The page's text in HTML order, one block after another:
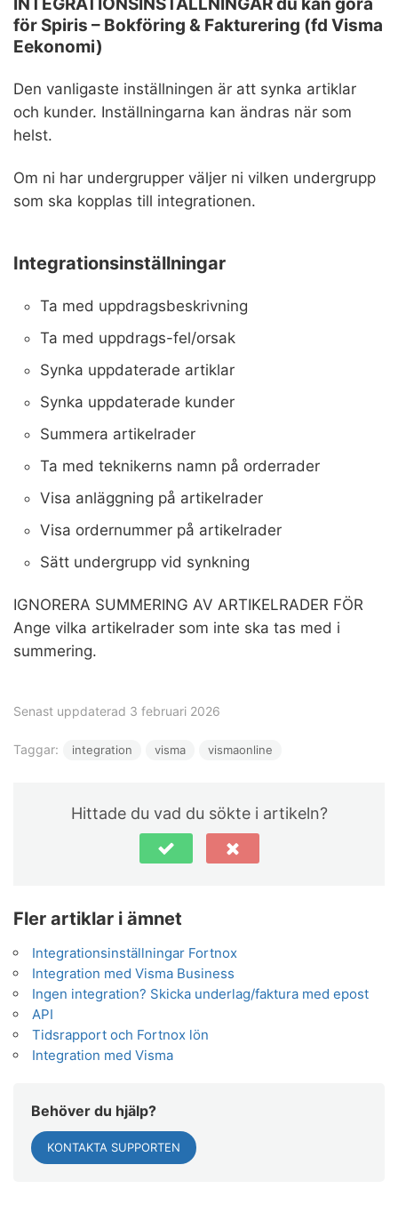
för Spiris – Bokföring & Fakturering (fd Visma
Eekonomi)
Den vanligaste inställningen är att synka artiklar
och kunder. Inställningarna kan ändras när som
helst.
Om ni har undergrupper väljer ni vilken undergrupp
som ska kopplas till integrationen.
Integrationsinställningar
Ta med uppdragsbeskrivning
Ta med uppdrags-fel/orsak
Synka uppdaterade artiklar
Synka uppdaterade kunder
Summera artikelrader
Ta med teknikerns namn på orderrader
Visa anläggning på artikelrader
Visa ordernummer på artikelrader
Sätt undergrupp vid synkning
IGNORERA SUMMERING AV ARTIKELRADER FÖR
Ange vilka artikelrader som inte ska tas med i
summering.
Senast uppdaterad 3 februari 2026
Taggar: integration visma vismaonline
Hittade du vad du sökte i artikeln?
Fler artiklar i ämnet
Integrationsinställningar Fortnox
Integration med Visma Business
Ingen integration? Skicka underlag/faktura med epost
API
Tidsrapport och Fortnox lön
Integration med Visma
Behöver du hjälp?
KONTAKTA SUPPORTEN